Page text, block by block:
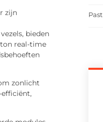
zijn
bieden
real-time
zonlicht